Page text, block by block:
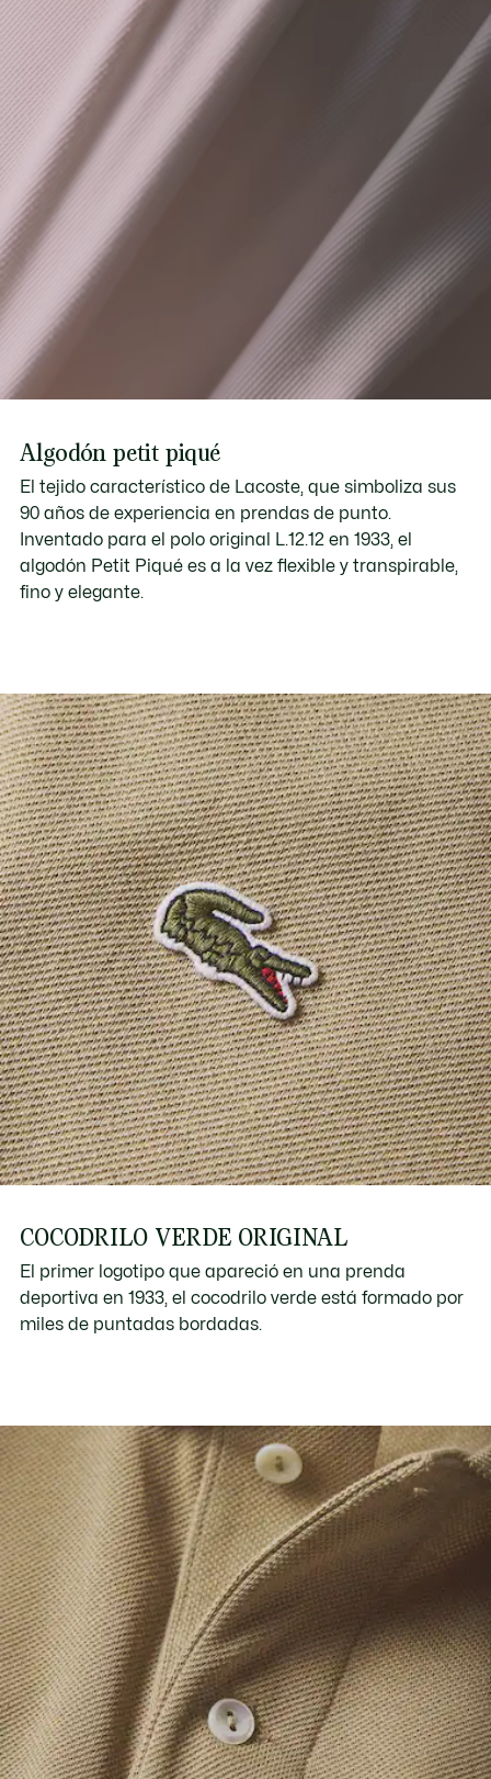
Algodón petit piqué
El tejido característico de Lacoste, que simboliza sus
90 años de experiencia en prendas de punto.
Inventado para el polo original L.12.12 en 1933, el
algodón Petit Piqué es a la vez flexible y transpirable,
fino y elegante.
COCODRILO VERDE ORIGINAL
El primer logotipo que apareció en una prenda
deportiva en 1933, el cocodrilo verde está formado por
miles de puntadas bordadas.